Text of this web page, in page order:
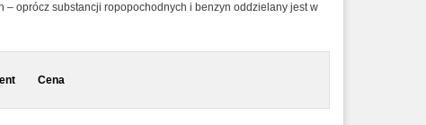
– oprócz substancji ropopochodnych i benzyn oddzielany jest w
Cena